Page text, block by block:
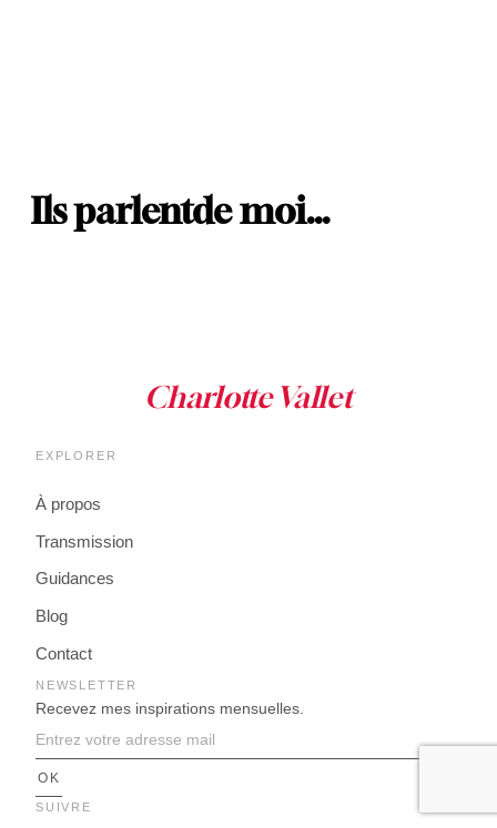
Ils parlentde moi…
EXPLORER
À propos
Transmission
Guidances
Blog
Contact
NEWSLETTER
Recevez mes inspirations mensuelles.
SUIVRE